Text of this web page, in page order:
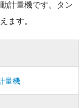
計量機です。タン
ます。
量機